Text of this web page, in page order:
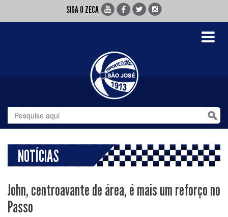
SIGA O ZECA
Toggle
NOTÍCIAS
John, centroavante de área, é mais um reforço no
Passo